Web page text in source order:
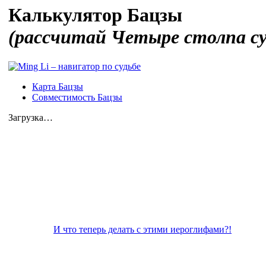
Калькулятор Бацзы
(рассчитай Четыре столпа
Карта Бацзы
Совместимость Бацзы
Загрузка…
И что теперь делать с этими иероглифами?!